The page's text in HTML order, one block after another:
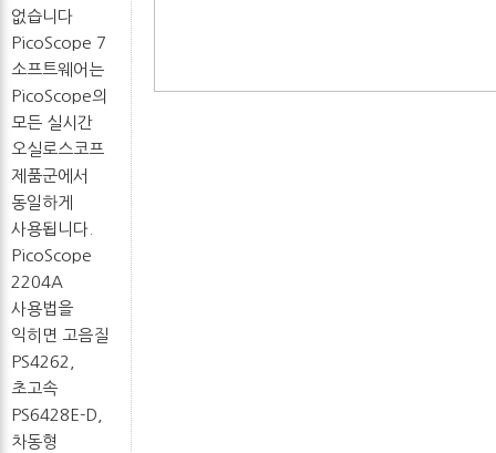
없습니다
PicoScope 7
소프트웨어는
PicoScope의
모든 실시간
오실로스코프
제품군에서
동일하게
사용됩니다.
PicoScope
2204A
사용법을
익히면 고음질
PS4262,
초고속
PS6428E-D,
차동형